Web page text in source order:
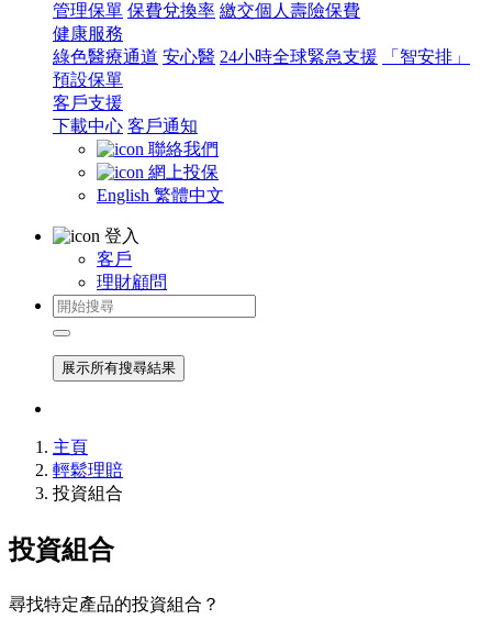
管理保單 保費兌換率 繳交個人壽險保費
健康服務
綠色醫療通道 安心醫 24小時全球緊急支援
「智安排」
預設保單
客戶支援
下載中心 客戶通知
聯絡我們
網上投保
English 繁體中文
登入
客戶
理財顧問
展示所有搜尋結果
主頁
輕鬆理賠
投資組合
投資組合
尋找特定產品的投資組合？